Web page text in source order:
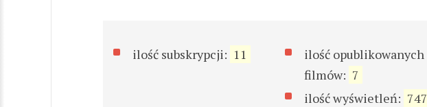
ilość subskrypcji: 11
ilość opublikowanych
filmów: 7
ilość wyświetleń: 747